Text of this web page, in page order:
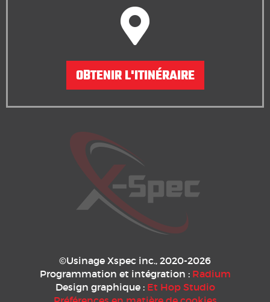
OBTENIR L'ITINÉRAIRE
©Usinage Xspec inc., 2020-2026
Programmation et intégration : Radium
Design graphique : Et Hop Studio